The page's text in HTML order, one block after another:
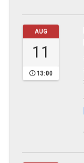
AUG
11
13:00